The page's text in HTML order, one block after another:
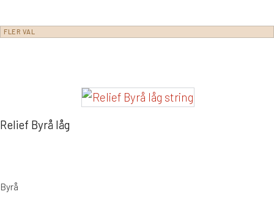
FLER VAL
Relief Byrå låg
Byrå